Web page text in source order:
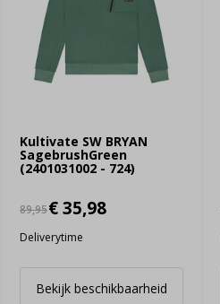
Kultivate SW BRYAN
SagebrushGreen
(2401031002 - 724)
89,95€ 35,98
Deliverytime
Bekijk beschikbaarheid